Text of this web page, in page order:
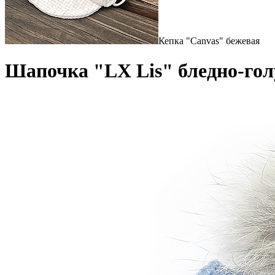
Кепка "Canvas" бежевая
Шапочка "LX Lis" бледно-